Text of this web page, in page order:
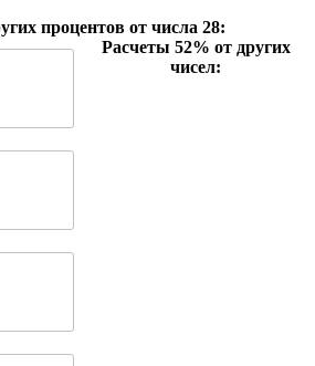
процентов от числа 28:
Расчеты 52% от других
чисел: